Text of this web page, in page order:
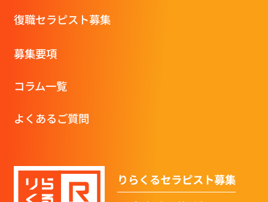
復職セラピスト募集
募集要項
コラム一覧
よくあるご質問
りらくるセラピスト募集